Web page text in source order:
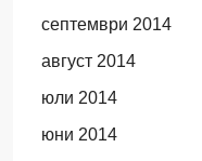
септември 2014
август 2014
юли 2014
юни 2014